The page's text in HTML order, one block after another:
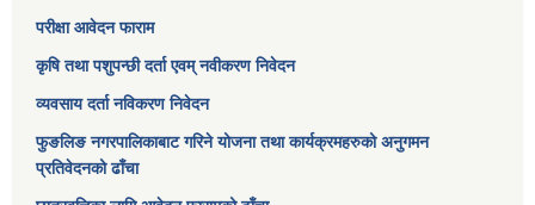
परीक्षा आवेदन फाराम
कृषि तथा पशुपन्छी दर्ता एवम् नवीकरण निवेदन
व्यवसाय दर्ता नविकरण निवेदन
फुङलिङ नगरपालिकाबाट गरिने योजना तथा कार्यक्रमहरुको अनुगमन
प्रतिवेदनको ढाँचा